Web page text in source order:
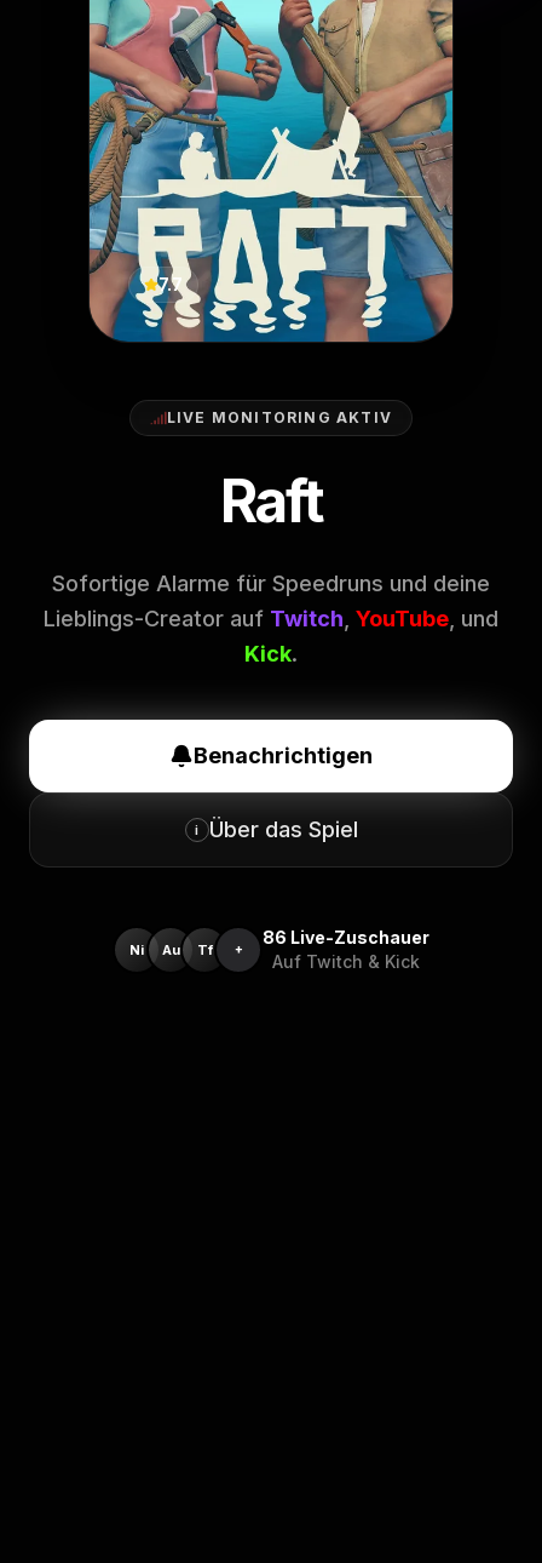
LIVE MONITORING AKTIV
Raft
Sofortige Alarme für Speedruns und deine
Lieblings-Creator auf Twitch YouTube , und
Kick.
Benachrichtigen
i Über das Spiel
Ni Au Tf +
86 Live-Zuschauer
Auf Twitch & Kick
7.7